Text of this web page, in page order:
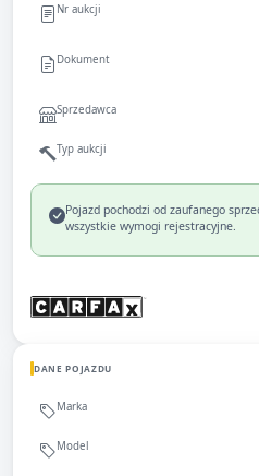
Nr aukcji
Dokument
Sprzedawca
Typ aukcji
Pojazd pochodzi od zaufanego
wszystkie wymogi rejestracyjne.
DANE POJAZDU
Marka
Model